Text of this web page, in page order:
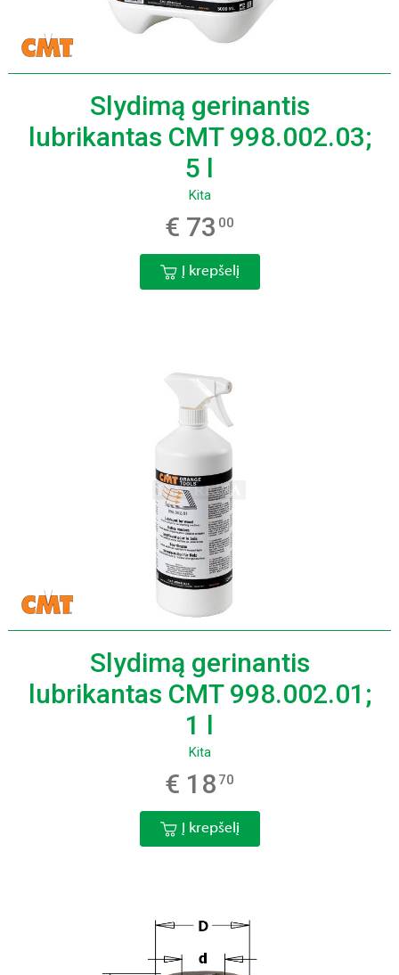
Slydimą gerinantis
lubrikantas CMT 998.002.03;
5 l
Kita
€ 73 00
Į krepšelį
Slydimą gerinantis
lubrikantas CMT 998.002.01;
1 l
Kita
€ 18 70
Į krepšelį